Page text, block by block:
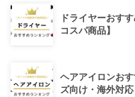
ドライヤーおす
コスパ商品】
ヘアアイロンお
ズ向け・海外対応